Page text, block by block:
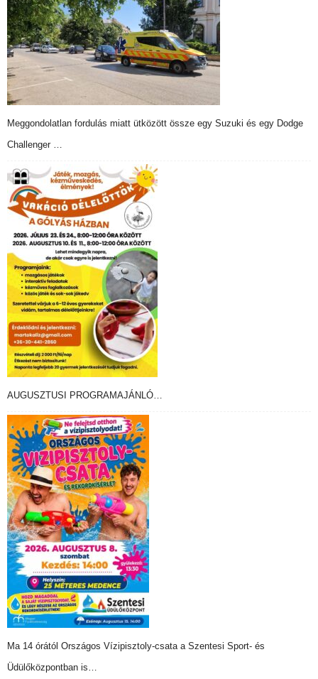
Meggondolatlan fordulás miatt ütközött össze egy Suzuki és egy Dodge
Challenger …
AUGUSZTUSI PROGRAMAJÁNLÓ…
Ma 14 órától Országos Vízipisztoly-csata a Szentesi Sport- és
Üdülőközpontban is…